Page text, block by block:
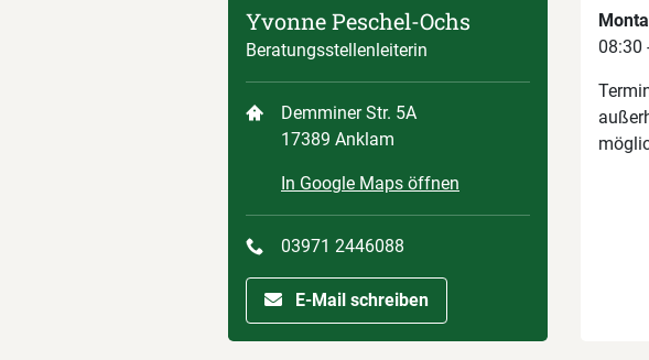
Yvonne Peschel-Ochs
Beratungsstellenleiterin
Demminer Str. 5A
17389 Anklam
In Google Maps öffnen
03971 2446088
E-Mail schreiben
08:30